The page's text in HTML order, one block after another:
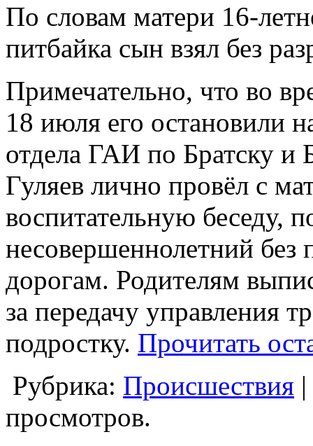
По словам матери 16-
питбайка сын взял без
Примечательно, что во
18 июля его остановили
отдела ГАИ по Братску и
Гуляев лично провёл с
воспитательную беседу,
несовершеннолетний без
дорогам. Родителям
за передачу управления
подростку. Прочитать
Рубрика: Происшествия |
просмотров.